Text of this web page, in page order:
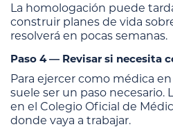
La homologación puede
construir planes de vida
resolverá en pocas semanas.
Paso 4 — Revisar si necesita
Para ejercer como médica
suele ser un paso necesario.
en el Colegio Oficial de
donde vaya a trabajar.